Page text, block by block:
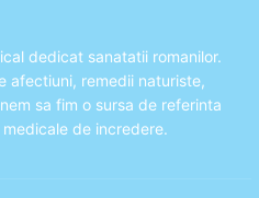
dedicat sanatatii romanilor.
afectiuni, remedii naturiste,
sa fim o sursa de referinta
de incredere.